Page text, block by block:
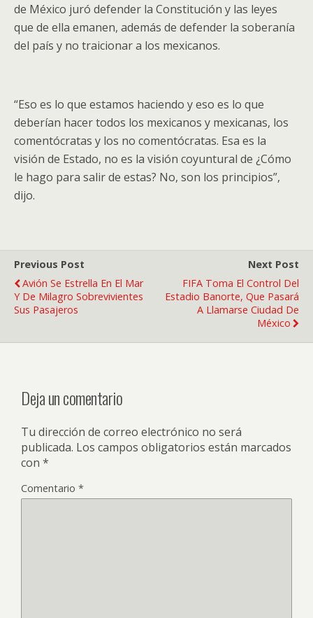
de México juró defender la Constitución y las leyes
que de ella emanen, además de defender la soberanía
del país y no traicionar a los mexicanos.
“Eso es lo que estamos haciendo y eso es lo que
deberían hacer todos los mexicanos y mexicanas, los
comentócratas y los no comentócratas. Esa es la
visión de Estado, no es la visión coyuntural de ¿Cómo
le hago para salir de estas? No, son los principios”,
dijo.
Previous Post
Avión Se Estrella En El Mar
Y De Milagro Sobrevivientes
Sus Pasajeros
Next Post
FIFA Toma El Control Del
Estadio Banorte, Que Pasará
A Llamarse Ciudad De
México
Deja un comentario
Tu dirección de correo electrónico no será
publicada. Los campos obligatorios están marcados
con *
Comentario *